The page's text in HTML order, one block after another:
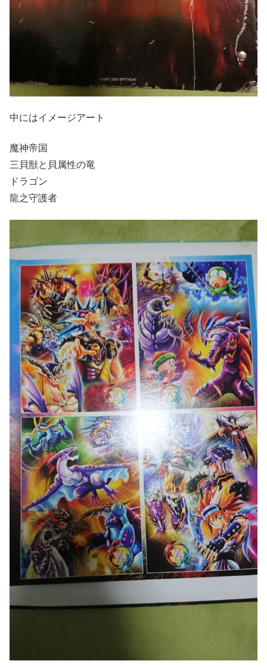
中にはイメージアート
魔神帝国
三貝獣と貝属性の竜
ドラゴン
龍之守護者